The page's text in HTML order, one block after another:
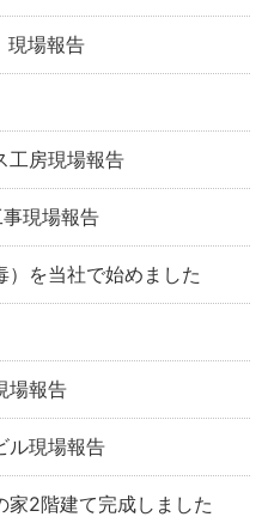
現場報告
工房現場報告
現場報告
を当社で始めました
場報告
ル現場報告
家2階建て完成しました